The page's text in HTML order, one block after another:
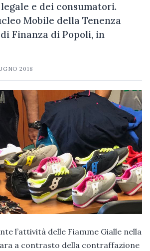
e dei consumatori.
Mobile della Tenenza
Finanza di Popoli, in
2018
l’attività delle Fiamme Gialle nella
a contrasto della contraffazione